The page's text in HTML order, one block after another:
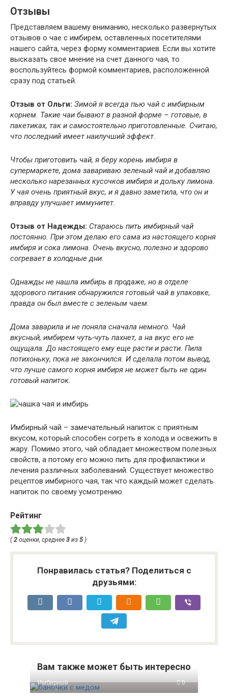
Отзывы
Представляем вашему вниманию, несколько развернутых
отзывов о чае с имбирем, оставленных посетителями
нашего сайта, через форму комментариев. Если вы хотите
высказать свое мнение на счет данного чая, то
воспользуйтесь формой комментариев, расположенной
сразу под статьей.
Отзыв от Ольги: Зимой я всегда пью чай с имбирным
корнем. Такие чаи бывают в разной форме – готовые, в
пакетиках, так и самостоятельно приготовленные. Считаю,
что последний имеет наилучший эффект.
Чтобы приготовить чай, я беру корень имбиря в
супермаркете, дома завариваю зеленый чай и добавляю
несколько нарезанных кусочков имбиря и дольку лимона.
У чая очень приятный вкус, и я давно заметила, что он и
вправду улучшает иммунитет.
Отзыв от Надежды: Стараюсь пить имбирный чай
постоянно. При этом делаю его сама из настоящего корня
имбиря и сока лимона. Очень вкусно, полезно и здорово
согревает в холодные дни.
Однажды не нашла имбирь в продаже, но в отделе
здорового питания обнаружился готовый чай в упаковке,
правда он был вместе с зеленым чаем.
Дома заварила и не поняла сначала немного. Чай
вкусный, имбирем чуть-чуть пахнет, а на вкус его не
ощущала. До настоящего ему еще расти и расти. Пила
потихоньку, пока не закончился. И сделала потом вывод,
что лучше самого корня имбиря не может быть не один
готовый напиток.
Имбирный чай – замечательный напиток с приятным
вкусом, который способен согреть в холода и освежить в
жару. Помимо этого, чай обладает множеством полезных
свойств, а потому его можно пить для профилактики и
лечения различных заболеваний. Существует множество
рецептов имбирного чая, так что каждый может сделать
напиток по своему усмотрению.
Рейтинг
( 2 оценки, среднее 3 из 5 )
Понравилась статья? Поделиться с
друзьями:
Вам также может быть интересно
Имбирный 0